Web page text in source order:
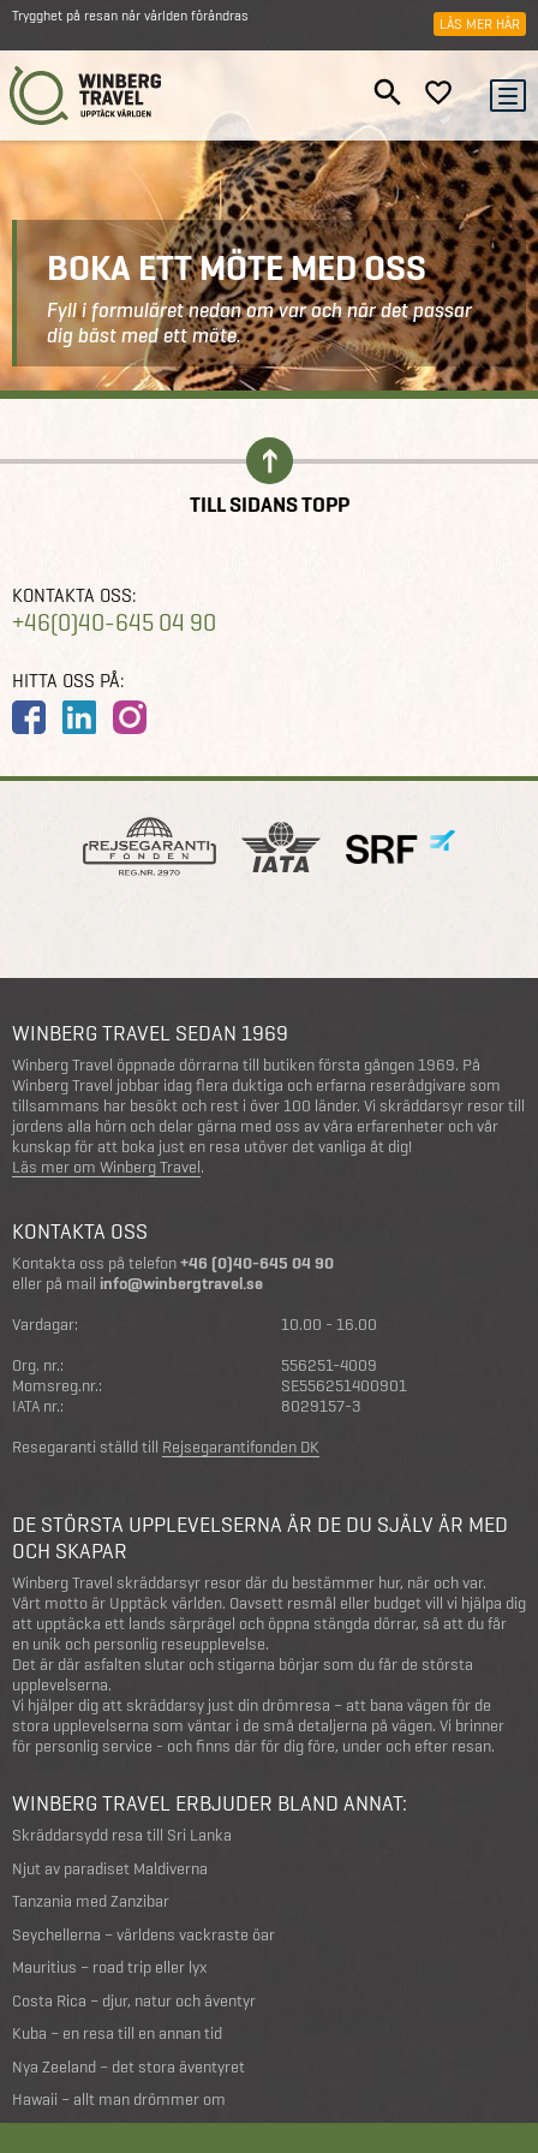
Trygghet på resan när världen förändras LÄS MER HÄR
BOKA ETT MÖTE MED OSS
Fyll i formuläret nedan om var och när det passar
dig bäst med ett möte.
TILL SIDANS TOPP
KONTAKTA OSS:
+46(0)40-645 04 90
HITTA OSS PÅ:
WINBERG TRAVEL SEDAN 1969
Winberg Travel öppnade dörrarna till butiken första gången 1969. På
Winberg Travel jobbar idag flera duktiga och erfarna reserådgivare som
tillsammans har besökt och rest i över 100 länder. Vi skräddarsyr resor till
jordens alla hörn och delar gärna med oss av våra erfarenheter och vår
kunskap för att boka just en resa utöver det vanliga åt dig!
Läs mer om Winberg Travel.
KONTAKTA OSS
Kontakta oss på telefon+46 (0)40-645 04 90
eller på mail info@winbergtravel.se
Vardagar:
10.00 - 16.00
Org. nr.:
556251-4009
Momsreg.nr.:
SE556251400901
IATA nr.:
8029157-3
Resegaranti ställd till Rejsegarantifonden DK
DE STÖRSTA UPPLEVELSERNA ÄR DE DU SJÄLV ÄR MED
OCH SKAPAR
Winberg Travel skräddarsyr resor där du bestämmer hur, när och var.
Vårt motto är Upptäck världen. Oavsett resmål eller budget vill vi hjälpa dig
att upptäcka ett lands särprägel och öppna stängda dörrar, så att du får
en unik och personlig reseupplevelse.
Det är där asfalten slutar och stigarna börjar som du får de största
upplevelserna.
Vi hjälper dig att skräddarsy just din drömresa – att bana vägen för de
stora upplevelserna som väntar i de små detaljerna på vägen. Vi brinner
för personlig service - och finns där för dig före, under och efter resan.
WINBERG TRAVEL ERBJUDER BLAND ANNAT:
Skräddarsydd resa till Sri Lanka
Njut av paradiset Maldiverna
Tanzania med Zanzibar
Seychellerna – världens vackraste öar
Mauritius – road trip eller lyx
Costa Rica – djur, natur och äventyr
Kuba – en resa till en annan tid
Nya Zeeland – det stora äventyret
Hawaii – allt man drömmer om